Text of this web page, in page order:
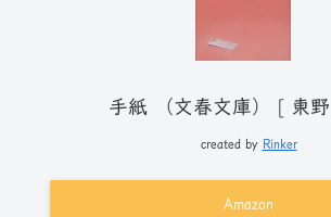
手紙 （文春文庫） [ 東
created by Rinker
Amazon